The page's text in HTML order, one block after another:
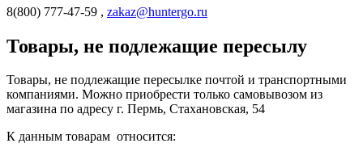
8(800) 777-47-59 , zakaz@huntergo.ru
Товары, не подлежащие пересылу
Товары, не подлежащие пересылке почтой и транспортными
компаниями. Можно приобрести только самовывозом из
магазина по адресу г. Пермь, Стахановская, 54
К данным товарам относится: